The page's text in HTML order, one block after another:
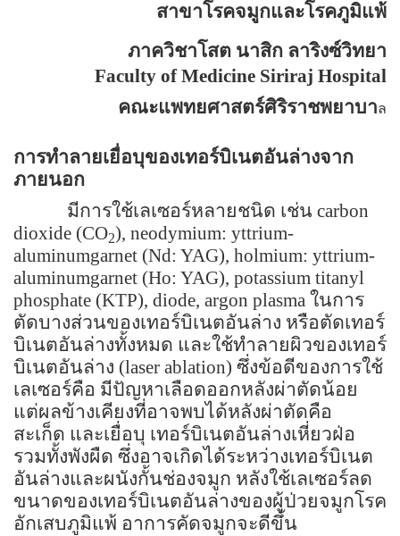
สาขาโรคจมูกและโรคภูมิแพ้
ภาควิชาโสต นาสิก ลาริงซ์วิทยา
Faculty of Medicine Siriraj Hospital
คณะแพทยศาสตร์ศิริราชพยาบาล
การทำลายเยื่อบุของเทอร์บิเนตอันล่างจาก
ภายนอก
มีการใช้เลเซอร์หลายชนิด เช่น carbon
dioxide (CO2), neodymium: yttrium-
aluminumgarnet (Nd: YAG), holmium: yttrium-
aluminumgarnet (Ho: YAG), potassium titanyl
phosphate (KTP), diode, argon plasma ในการ
ตัดบางส่วนของเทอร์บิเนตอันล่าง หรือตัดเทอร์
บิเนตอันล่างทั้งหมด และใช้ทำลายผิวของเทอร์
บิเนตอันล่าง (laser ablation) ซึ่งข้อดีของการใช้
เลเซอร์คือ มีปัญหาเลือดออกหลังผ่าตัดน้อย
แต่ผลข้างเคียงที่อาจพบได้หลังผ่าตัดคือ
สะเก็ด และเยื่อบุ เทอร์บิเนตอันล่างเหี่ยวฝ่อ
รวมทั้งพังผืด ซึ่งอาจเกิดได้ระหว่างเทอร์บิเนต
อันล่างและผนังกั้นช่องจมูก หลังใช้เลเซอร์ลด
ขนาดของเทอร์บิเนตอันล่างของผู้ป่วยจมูกโรค
อักเสบภูมิแพ้ อาการคัดจมูกจะดีขึ้น